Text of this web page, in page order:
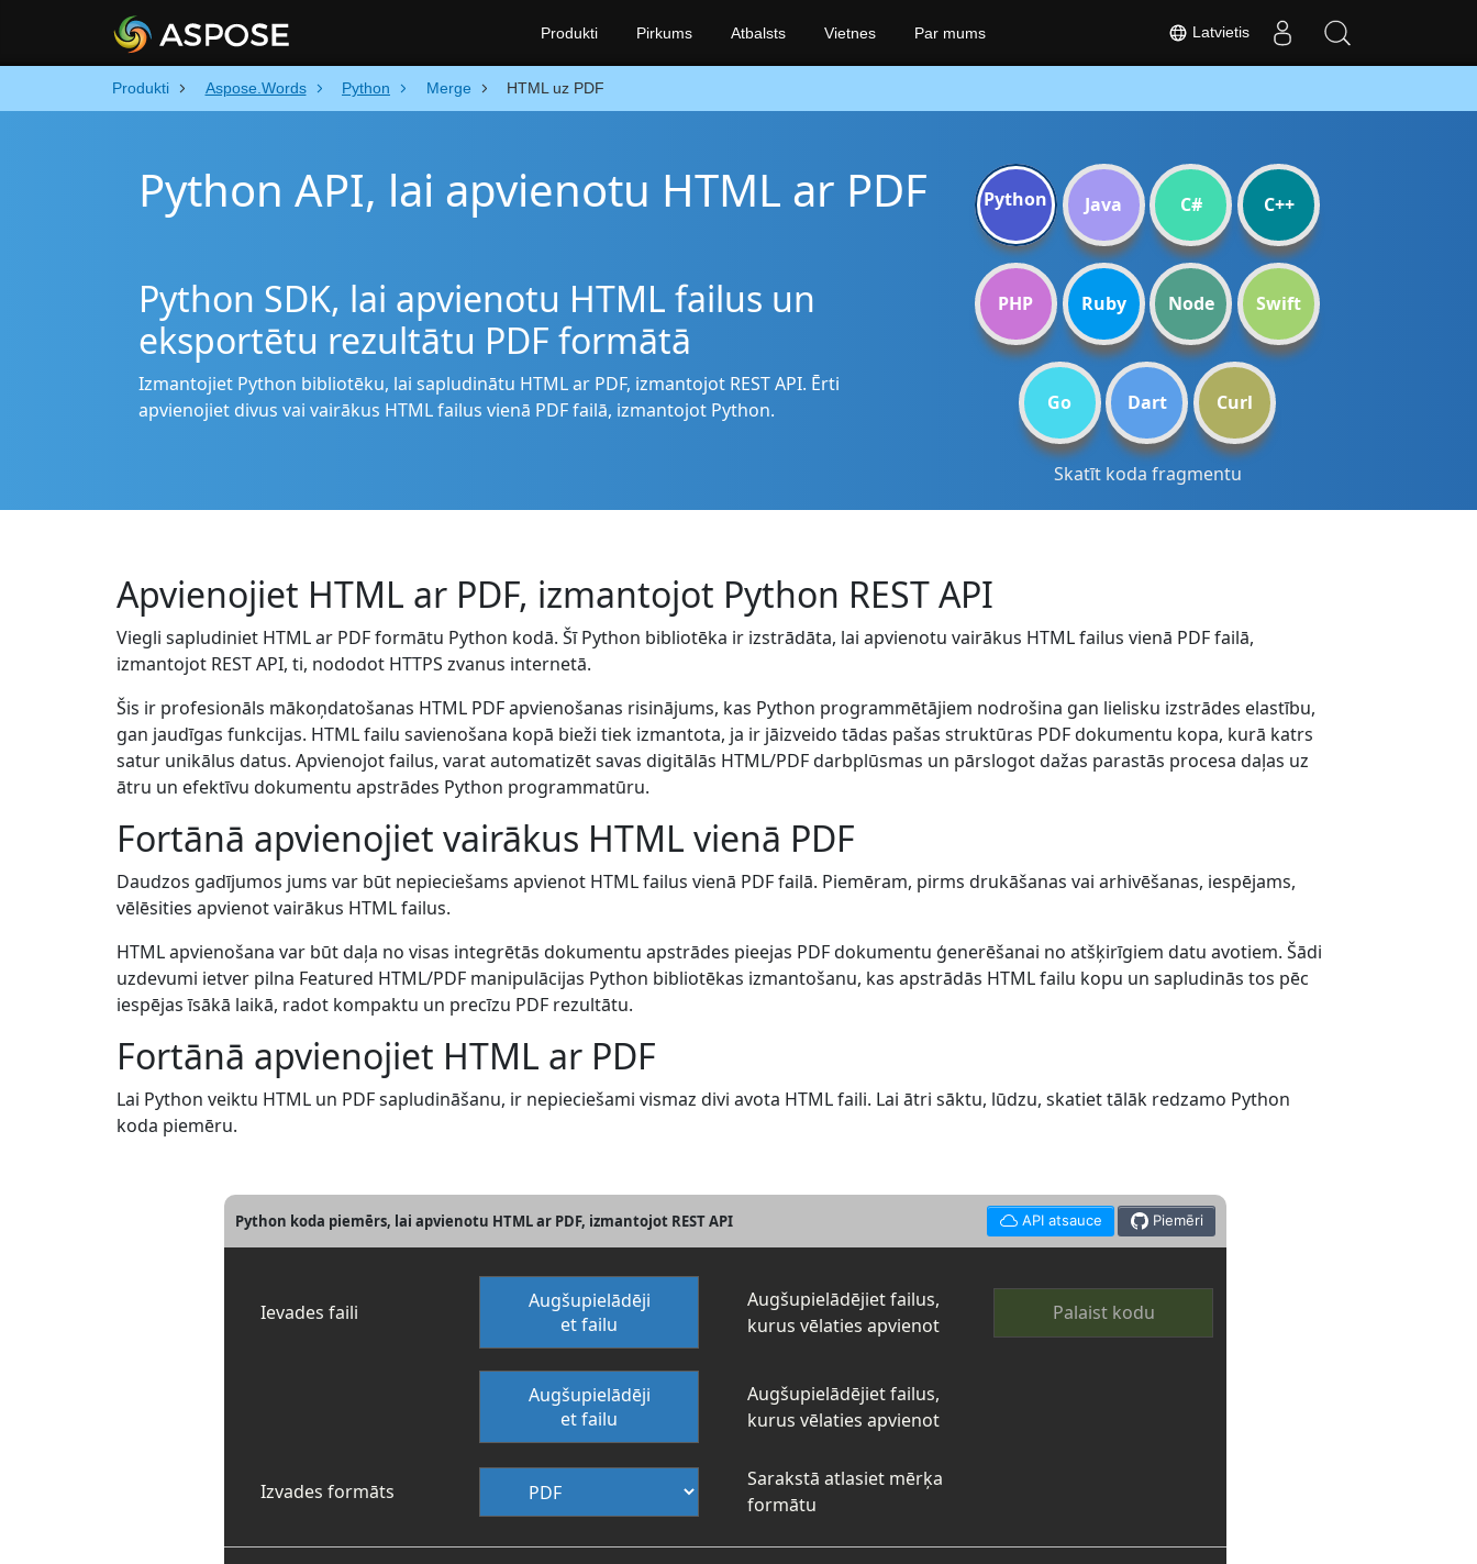
Produkti Aspose.Words Python Merge HTML uz PDF
Python API, lai apvienotu HTML ar PDF
Python SDK, lai apvienotu HTML failus un
eksportētu rezultātu PDF formātā
Izmantojiet Python bibliotēku, lai sapludinātu HTML ar PDF, izmantojot REST API. Ērti
apvienojiet divus vai vairākus HTML failus vienā PDF failā, izmantojot Python.
Python Java C# C++
PHP Ruby Node Swift
Go Dart Curl
Skatīt koda fragmentu
Apvienojiet HTML ar PDF, izmantojot Python REST API
Viegli sapludiniet HTML ar PDF formātu Python kodā. Šī Python bibliotēka ir izstrādāta, lai apvienotu vairākus HTML failus vienā PDF failā,
izmantojot REST API, ti, nododot HTTPS zvanus internetā.
Šis ir profesionāls mākoņdatošanas HTML PDF apvienošanas risinājums, kas Python programmētājiem nodrošina gan lielisku izstrādes elastību,
gan jaudīgas funkcijas. HTML failu savienošana kopā bieži tiek izmantota, ja ir jāizveido tādas pašas struktūras PDF dokumentu kopa, kurā katrs
satur unikālus datus. Apvienojot failus, varat automatizēt savas digitālās HTML/PDF darbplūsmas un pārslogot dažas parastās procesa daļas uz
ātru un efektīvu dokumentu apstrādes Python programmatūru.
Fortānā apvienojiet vairākus HTML vienā PDF
Daudzos gadījumos jums var būt nepieciešams apvienot HTML failus vienā PDF failā. Piemēram, pirms drukāšanas vai arhivēšanas, iespējams,
vēlēsities apvienot vairākus HTML failus.
HTML apvienošana var būt daļa no visas integrētās dokumentu apstrādes pieejas PDF dokumentu ģenerēšanai no atšķirīgiem datu avotiem. Šādi
uzdevumi ietver pilna Featured HTML/PDF manipulācijas Python bibliotēkas izmantošanu, kas apstrādās HTML failu kopu un sapludinās tos pēc
iespējas īsākā laikā, radot kompaktu un precīzu PDF rezultātu.
Fortānā apvienojiet HTML ar PDF
Lai Python veiktu HTML un PDF sapludināšanu, ir nepieciešami vismaz divi avota HTML faili. Lai ātri sāktu, lūdzu, skatiet tālāk redzamo Python
koda piemēru.
Python koda piemērs, lai apvienotu HTML ar PDF, izmantojot REST API API atsauce Piemēri
Ievades faili
Augšupielādēji
et failu
Augšupielādējiet failus,
kurus vēlaties apvienot
Palaist kodu
Augšupielādēji
et failu
Augšupielādējiet failus,
kurus vēlaties apvienot
Izvades formāts
Sarakstā atlasiet mērķa
formātu
Latvietis
Produkti Pirkums Atbalsts Vietnes Par mums